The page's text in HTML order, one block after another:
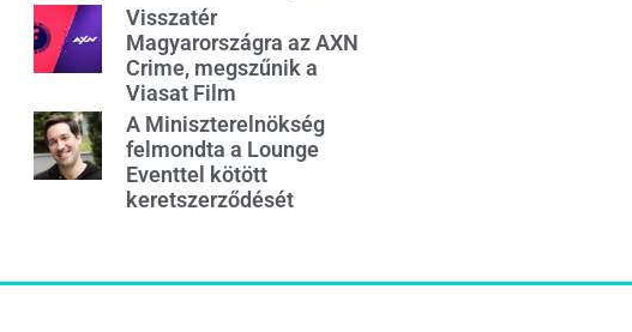
Visszatér
Magyarországra az AXN
Crime, megszűnik a
Viasat Film
A Miniszterelnökség
felmondta a Lounge
Eventtel kötött
keretszerződését